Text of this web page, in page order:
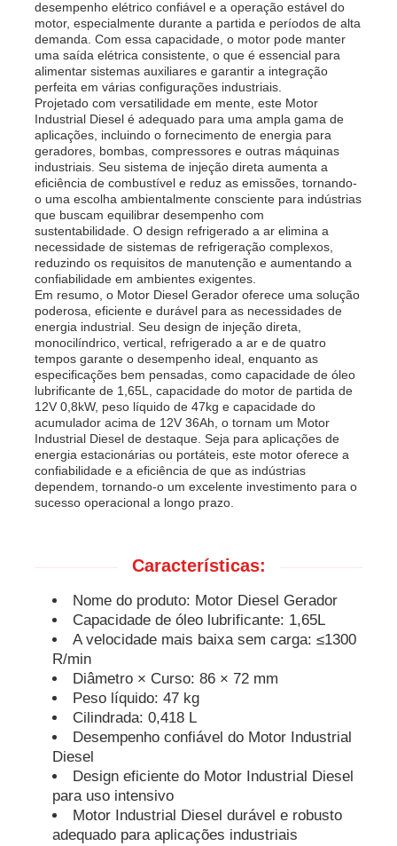
grupo gerador diesel
conjunto de geradores de gasolina
Conjunto Gerador Inversor
Conjunto de geradores portáteis
Grupo Gerador Industrial
Conjunto Gerador Digital
Gerador de quadro aberto
grupo de gerador à prova de som
gerador do uso da casa
Gerador de baixo ruído
Manutenção do gerador
Conjunto gerador de soldagem
motor diesel do gerador
bomba de água de esgoto
desempenho elétrico confiável e a operação estável do
motor, especialmente durante a partida e períodos de alta
demanda. Com essa capacidade, o motor pode manter
uma saída elétrica consistente, o que é essencial para
alimentar sistemas auxiliares e garantir a integração
perfeita em várias configurações industriais.
Projetado com versatilidade em mente, este Motor
Industrial Diesel é adequado para uma ampla gama de
aplicações, incluindo o fornecimento de energia para
geradores, bombas, compressores e outras máquinas
industriais. Seu sistema de injeção direta aumenta a
eficiência de combustível e reduz as emissões, tornando-
o uma escolha ambientalmente consciente para indústrias
que buscam equilibrar desempenho com
sustentabilidade. O design refrigerado a ar elimina a
necessidade de sistemas de refrigeração complexos,
reduzindo os requisitos de manutenção e aumentando a
confiabilidade em ambientes exigentes.
Em resumo, o Motor Diesel Gerador oferece uma solução
poderosa, eficiente e durável para as necessidades de
energia industrial. Seu design de injeção direta,
monocilíndrico, vertical, refrigerado a ar e de quatro
tempos garante o desempenho ideal, enquanto as
especificações bem pensadas, como capacidade de óleo
lubrificante de 1,65L, capacidade do motor de partida de
12V 0,8kW, peso líquido de 47kg e capacidade do
acumulador acima de 12V 36Ah, o tornam um Motor
Industrial Diesel de destaque. Seja para aplicações de
energia estacionárias ou portáteis, este motor oferece a
confiabilidade e a eficiência de que as indústrias
dependem, tornando-o um excelente investimento para o
sucesso operacional a longo prazo.
Características:
Nome do produto: Motor Diesel Gerador
Capacidade de óleo lubrificante: 1,65L
A velocidade mais baixa sem carga: ≤1300
R/min
Diâmetro × Curso: 86 × 72 mm
Peso líquido: 47 kg
Cilindrada: 0,418 L
Desempenho confiável do Motor Industrial
Diesel
Design eficiente do Motor Industrial Diesel
para uso intensivo
Motor Industrial Diesel durável e robusto
adequado para aplicações industriais